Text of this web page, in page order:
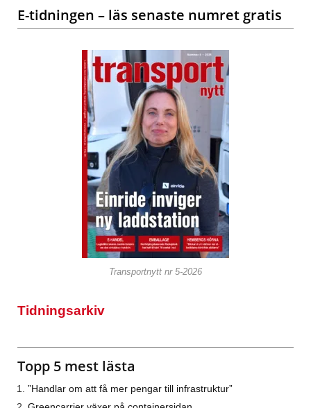
E-tidningen – läs senaste numret gratis
Transportnytt nr 5-2026
Tidningsarkiv
Topp 5 mest lästa
”Handlar om att få mer pengar till infrastruktur”